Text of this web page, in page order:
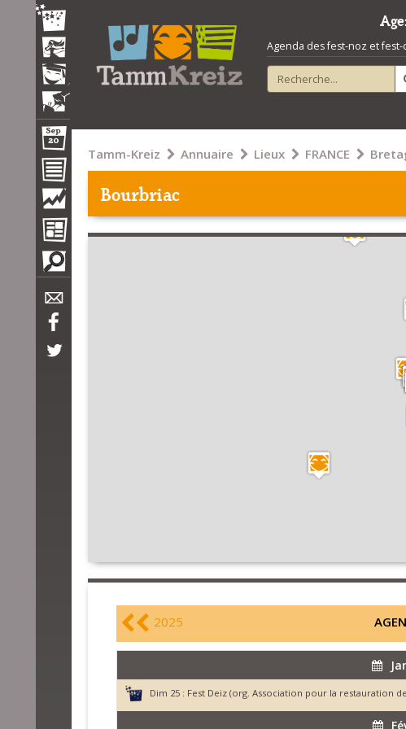
Agenda des fest-noz et
Tamm-Kreiz Annuaire Lieux FRANCE
Bourbriac
2025
Dim 25 : Fest Deiz (org. Association pour la restauration